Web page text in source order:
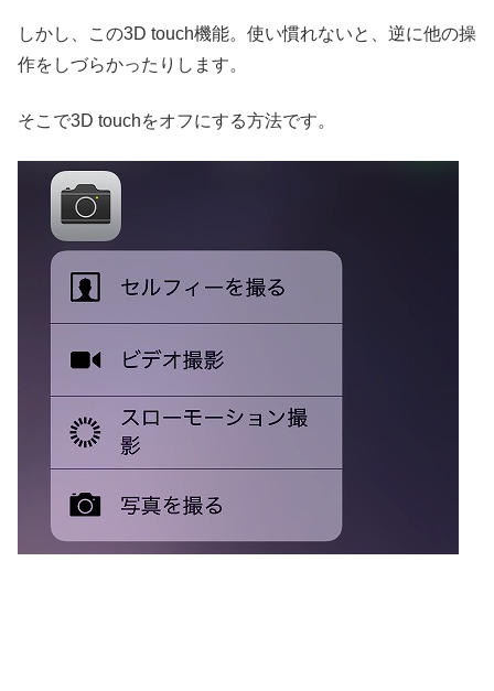
しかし、この3D touch機能。使い慣れないと、逆に他の操
作をしづらかったりします。
そこで3D touchをオフにする方法です。